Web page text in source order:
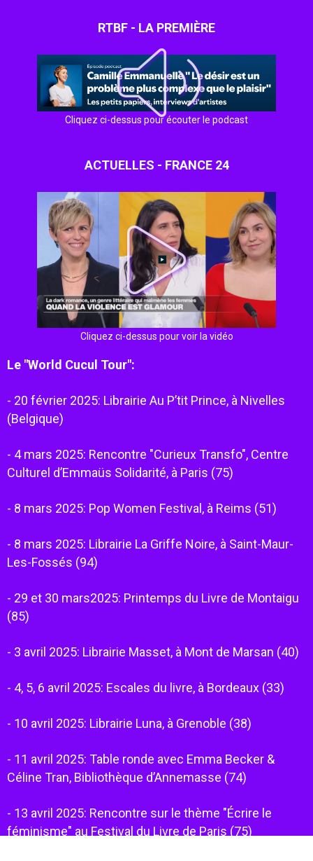
RTBF - LA PREMIÈRE
Cliquez ci-dessus pour écouter le podcast
ACTUELLES - FRANCE 24
Cliquez ci-dessus pour voir la vidéo
Le "World Cucul Tour":
- 20 février 2025: Librairie Au P’tit Prince, à Nivelles
(Belgique)
- 4 mars 2025: Rencontre "Curieux Transfo", Centre
Culturel d’Emmaüs Solidarité, à Paris (75)
- 8 mars 2025: Pop Women Festival, à Reims (51)
- 8 mars 2025: Librairie La Griffe Noire, à Saint-Maur-
Les-Fossés (94)
- 29 et 30 mars2025: Printemps du Livre de Montaigu
(85)
- 3 avril 2025: Librairie Masset, à Mont de Marsan (40)
- 4, 5, 6 avril 2025: Escales du livre, à Bordeaux (33)
- 10 avril 2025: Librairie Luna, à Grenoble (38)
- 11 avril 2025: Table ronde avec Emma Becker &
Céline Tran, Bibliothèque d’Annemasse (74)
- 13 avril 2025: Rencontre sur le thème "Écrire le
féminisme" au Festival du Livre de Paris (75)